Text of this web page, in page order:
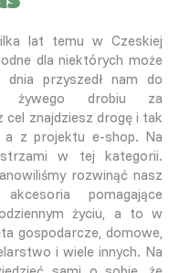
lat temu w Czeskiej
dla niektórych może
przyszedł nam do
żywego drobiu za
znajdziesz drogę i tak
a z projektu e-shop. Na
w tej kategorii.
rozwinąć nasz
pomagające
życiu, a to w
gospodarcze, domowe,
i wiele innych. Na